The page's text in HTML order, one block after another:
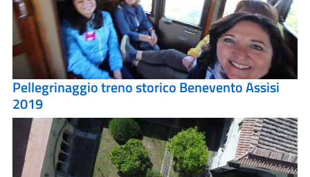
Pellegrinaggio treno storico Benevento Assisi
2019